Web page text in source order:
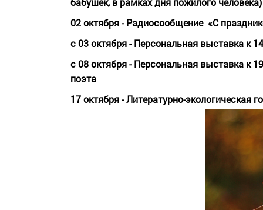
02 октября -Радиосообщение«С
с 03 октября - Персональная выставка к
с 08 октября - Персональная выставка к
поэта
17 октября - Литературно-экологическая